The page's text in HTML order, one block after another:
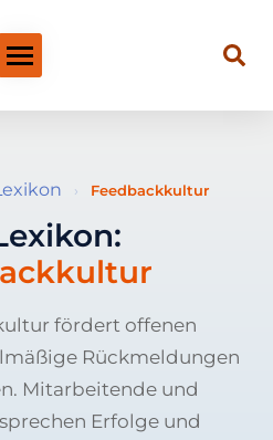
› Feedbackkultur
fördert offenen
Rückmeldungen
Mitarbeitende und
Erfolge und